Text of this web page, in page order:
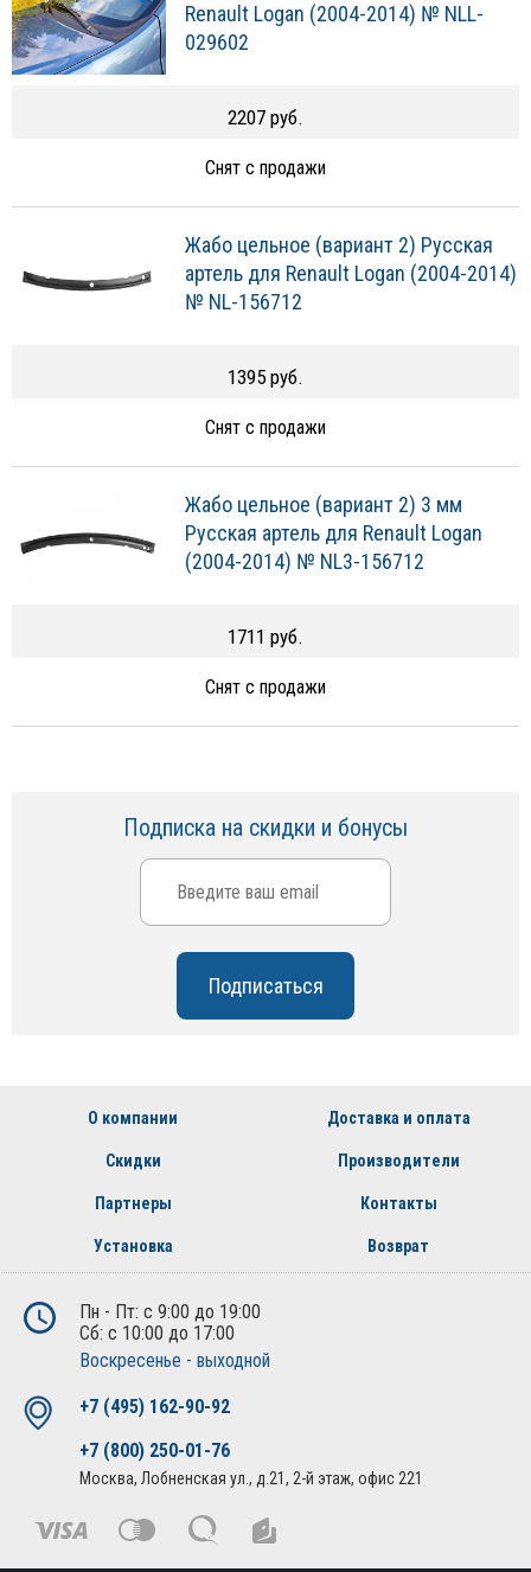
Renault Logan (2004-2014) № NLL-
029602
2207 руб.
Снят с продажи
Жабо цельное (вариант 2) Русская
артель для Renault Logan (2004-2014)
№ NL-156712
1395 руб.
Снят с продажи
Жабо цельное (вариант 2) 3 мм
Русская артель для Renault Logan
(2004-2014) № NL3-156712
1711 руб.
Снят с продажи
Подписка на скидки и бонусы
О компании Доставка и оплата
Скидки Производители
Партнеры Контакты
Установка Возврат
Пн - Пт: с 9:00 до 19:00
Сб: с 10:00 до 17:00
Воскресенье - выходной
+7 (495) 162-90-92
+7 (800) 250-01-76
Москва, Лобненская ул., д.21, 2-й этаж, офис 221